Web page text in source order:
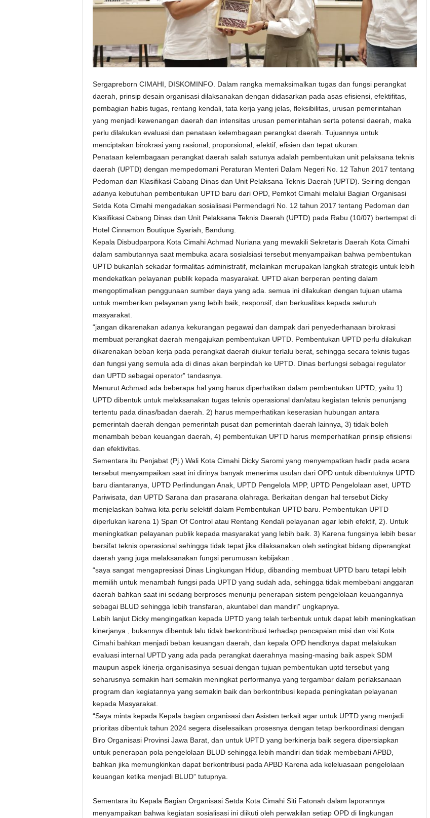
Sergapreborn CIMAHI, DISKOMINFO. Dalam rangka memaksimalkan tugas dan fungsi perangkat
daerah, prinsip desain organisasi dilaksanakan dengan didasarkan pada asas efisiensi, efektifitas,
pembagian habis tugas, rentang kendali, tata kerja yang jelas, fleksibilitas, urusan pemerintahan
yang menjadi kewenangan daerah dan intensitas urusan pemerintahan serta potensi daerah, maka
perlu dilakukan evaluasi dan penataan kelembagaan perangkat daerah. Tujuannya untuk
menciptakan birokrasi yang rasional, proporsional, efektif, efisien dan tepat ukuran.
Penataan kelembagaan perangkat daerah salah satunya adalah pembentukan unit pelaksana teknis
daerah (UPTD) dengan mempedomani Peraturan Menteri Dalam Negeri No. 12 Tahun 2017 tentang
Pedoman dan Klasifikasi Cabang Dinas dan Unit Pelaksana Teknis Daerah (UPTD). Seiring dengan
adanya kebutuhan pembentukan UPTD baru dari OPD, Pemkot Cimahi melalui Bagian Organisasi
Setda Kota Cimahi mengadakan sosialisasi Permendagri No. 12 tahun 2017 tentang Pedoman dan
Klasifikasi Cabang Dinas dan Unit Pelaksana Teknis Daerah (UPTD) pada Rabu (10/07) bertempat di
Hotel Cinnamon Boutique Syariah, Bandung.
Kepala Disbudparpora Kota Cimahi Achmad Nuriana yang mewakili Sekretaris Daerah Kota Cimahi
dalam sambutannya saat membuka acara sosialsiasi tersebut menyampaikan bahwa pembentukan
UPTD bukanlah sekadar formalitas administratif, melainkan merupakan langkah strategis untuk lebih
mendekatkan pelayanan publik kepada masyarakat. UPTD akan berperan penting dalam
mengoptimalkan penggunaan sumber daya yang ada. semua ini dilakukan dengan tujuan utama
untuk memberikan pelayanan yang lebih baik, responsif, dan berkualitas kepada seluruh
masyarakat.
“jangan dikarenakan adanya kekurangan pegawai dan dampak dari penyederhanaan birokrasi
membuat perangkat daerah mengajukan pembentukan UPTD. Pembentukan UPTD perlu dilakukan
dikarenakan beban kerja pada perangkat daerah diukur terlalu berat, sehingga secara teknis tugas
dan fungsi yang semula ada di dinas akan berpindah ke UPTD. Dinas berfungsi sebagai regulator
dan UPTD sebagai operator” tandasnya.
Menurut Achmad ada beberapa hal yang harus diperhatikan dalam pembentukan UPTD, yaitu 1)
UPTD dibentuk untuk melaksanakan tugas teknis operasional dan/atau kegiatan teknis penunjang
tertentu pada dinas/badan daerah. 2) harus memperhatikan keserasian hubungan antara
pemerintah daerah dengan pemerintah pusat dan pemerintah daerah lainnya, 3) tidak boleh
menambah beban keuangan daerah, 4) pembentukan UPTD harus memperhatikan prinsip efisiensi
dan efektivitas.
Sementara itu Penjabat (Pj.) Wali Kota Cimahi Dicky Saromi yang menyempatkan hadir pada acara
tersebut menyampaikan saat ini dirinya banyak menerima usulan dari OPD untuk dibentuknya UPTD
baru diantaranya, UPTD Perlindungan Anak, UPTD Pengelola MPP, UPTD Pengelolaan aset, UPTD
Pariwisata, dan UPTD Sarana dan prasarana olahraga. Berkaitan dengan hal tersebut Dicky
menjelaskan bahwa kita perlu selektif dalam Pembentukan UPTD baru. Pembentukan UPTD
diperlukan karena 1) Span Of Control atau Rentang Kendali pelayanan agar lebih efektif, 2). Untuk
meningkatkan pelayanan publik kepada masyarakat yang lebih baik. 3) Karena fungsinya lebih besar
bersifat teknis operasional sehingga tidak tepat jika dilaksanakan oleh setingkat bidang diperangkat
daerah yang juga melaksanakan fungsi perumusan kebijakan .
“saya sangat mengapresiasi Dinas Lingkungan Hidup, dibanding membuat UPTD baru tetapi lebih
memilih untuk menambah fungsi pada UPTD yang sudah ada, sehingga tidak membebani anggaran
daerah bahkan saat ini sedang berproses menunju penerapan sistem pengelolaan keuangannya
sebagai BLUD sehingga lebih transfaran, akuntabel dan mandiri” ungkapnya.
Lebih lanjut Dicky mengingatkan kepada UPTD yang telah terbentuk untuk dapat lebih meningkatkan
kinerjanya , bukannya dibentuk lalu tidak berkontribusi terhadap pencapaian misi dan visi Kota
Cimahi bahkan menjadi beban keuangan daerah, dan kepala OPD hendknya dapat melakukan
evaluasi internal UPTD yang ada pada perangkat daerahnya masing-masing baik aspek SDM
maupun aspek kinerja organisasinya sesuai dengan tujuan pembentukan uptd tersebut yang
seharusnya semakin hari semakin meningkat performanya yang tergambar dalam perlaksanaan
program dan kegiatannya yang semakin baik dan berkontribusi kepada peningkatan pelayanan
kepada Masyarakat.
“Saya minta kepada Kepala bagian organisasi dan Asisten terkait agar untuk UPTD yang menjadi
prioritas dibentuk tahun 2024 segera diselesaikan prosesnya dengan tetap berkoordinasi dengan
Biro Organisasi Provinsi Jawa Barat, dan untuk UPTD yang berkinerja baik segera dipersiapkan
untuk penerapan pola pengelolaan BLUD sehingga lebih mandiri dan tidak membebani APBD,
bahkan jika memungkinkan dapat berkontribusi pada APBD Karena ada keleluasaan pengelolaan
keuangan ketika menjadi BLUD” tutupnya.
Sementara itu Kepala Bagian Organisasi Setda Kota Cimahi Siti Fatonah dalam laporannya
menyampaikan bahwa kegiatan sosialisasi ini diikuti oleh perwakilan setiap OPD di lingkungan